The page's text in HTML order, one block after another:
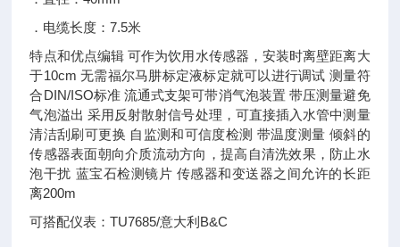
．电缆长度：7.5米
特点和优点编辑 可作为饮用水传感器，安装时离壁距离大
于10cm 无需福尔马肼标定液标定就可以进行调试 测量符
合DIN/ISO标准 流通式支架可带消气泡装置 带压测量避免
气泡溢出 采用反射散射信号处理，可直接插入水管中测量
清洁刮刷可更换 自监测和可信度检测 带温度测量 倾斜的
传感器表面朝向介质流动方向，提高自清洗效果，防止水
泡干扰 蓝宝石检测镜片 传感器和变送器之间允许的长距
离200m
可搭配仪表：TU7685/意大利B&C